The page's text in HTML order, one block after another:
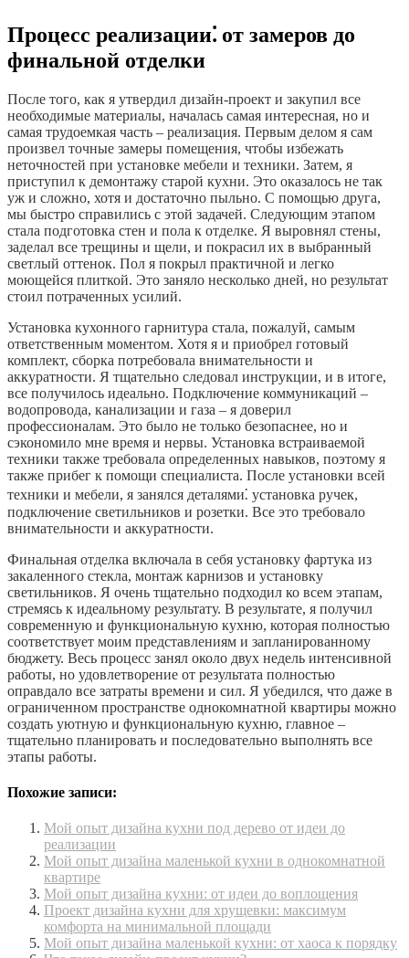
Процесс реализации⁚ от замеров до
финальной отделки
После того, как я утвердил дизайн-проект и закупил все
необходимые материалы, началась самая интересная, но и
самая трудоемкая часть – реализация. Первым делом я сам
произвел точные замеры помещения, чтобы избежать
неточностей при установке мебели и техники. Затем, я
приступил к демонтажу старой кухни. Это оказалось не так
уж и сложно, хотя и достаточно пыльно. С помощью друга,
мы быстро справились с этой задачей. Следующим этапом
стала подготовка стен и пола к отделке. Я выровнял стены,
заделал все трещины и щели, и покрасил их в выбранный
светлый оттенок. Пол я покрыл практичной и легко
моющейся плиткой. Это заняло несколько дней, но результат
стоил потраченных усилий.
Установка кухонного гарнитура стала, пожалуй, самым
ответственным моментом. Хотя я и приобрел готовый
комплект, сборка потребовала внимательности и
аккуратности. Я тщательно следовал инструкции, и в итоге,
все получилось идеально. Подключение коммуникаций –
водопровода, канализации и газа – я доверил
профессионалам. Это было не только безопаснее, но и
сэкономило мне время и нервы. Установка встраиваемой
техники также требовала определенных навыков, поэтому я
также прибег к помощи специалиста. После установки всей
техники и мебели, я занялся деталями⁚ установка ручек,
подключение светильников и розетки. Все это требовало
внимательности и аккуратности.
Финальная отделка включала в себя установку фартука из
закаленного стекла, монтаж карнизов и установку
светильников. Я очень тщательно подходил ко всем этапам,
стремясь к идеальному результату. В результате, я получил
современную и функциональную кухню, которая полностью
соответствует моим представлениям и запланированному
бюджету. Весь процесс занял около двух недель интенсивной
работы, но удовлетворение от результата полностью
оправдало все затраты времени и сил. Я убедился, что даже в
ограниченном пространстве однокомнатной квартиры можно
создать уютную и функциональную кухню, главное –
тщательно планировать и последовательно выполнять все
этапы работы.
Похожие записи:
Мой опыт дизайна кухни под дерево от идеи до
реализации
Мой опыт дизайна маленькой кухни в однокомнатной
квартире
Мой опыт дизайна кухни: от идеи до воплощения
Проект дизайна кухни для хрущевки: максимум
комфорта на минимальной площади
Мой опыт дизайна маленькой кухни: от хаоса к порядку